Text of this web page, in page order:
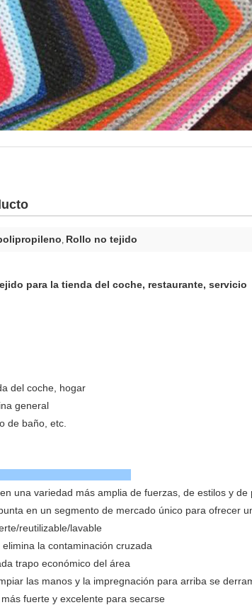
, Rollo no tejido
para la tienda del coche, restaurante, servicio
del coche, hogar
general
de baño, etc.
una variedad más amplia de fuerzas, de estilos y
en un segmento de mercado único para ofrecer
reutilizable/lavable
la contaminación cruzada
trapo económico del área
las manos y la impregnación para arriba se
fuerte y excelente para secarse